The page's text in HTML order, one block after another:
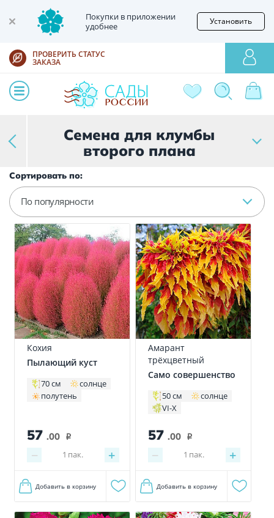
Покупки в приложении
удобнее
Установить
ПРОВЕРИТЬ СТАТУС
ЗАКАЗА
Семена для клумбы
второго плана
Сортировать по:
По популярности
Кохия
Пылающий куст
70 см
солнце
полутень
57 .00 i
− +
1 пак.
Добавить в корзину
Амарант
трёхцветный
Само совершенство
50 см
солнце
VI-X
57 .00 i
− +
1 пак.
Добавить в корзину